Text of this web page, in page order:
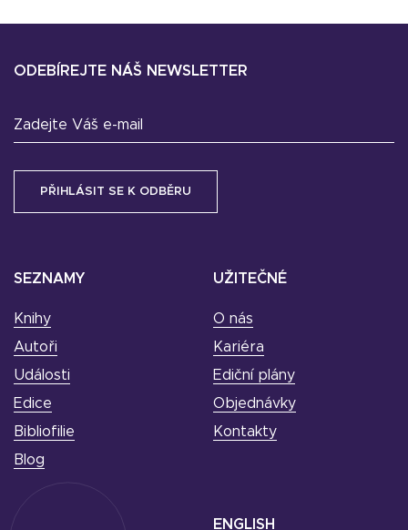
SEZNAMY
Knihy
Autoři
Události
Edice
Bibliofilie
Blog
UŽITEČNÉ
O nás
Kariéra
Ediční plány
Objednávky
Kontakty
ODEBÍREJTE NÁŠ NEWSLETTER
Zadejte Váš e-mail
ENGLISH